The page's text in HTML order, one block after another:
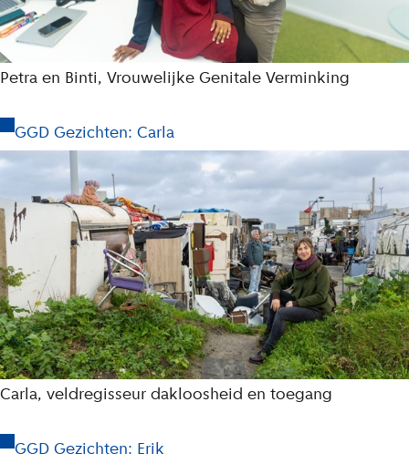
Petra en Binti, Vrouwelijke Genitale Verminking
GGD Gezichten: Carla
Carla, veldregisseur dakloosheid en toegang
GGD Gezichten: Erik